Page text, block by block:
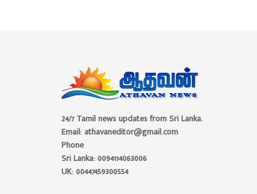
24/7 Tamil news updates from Sri Lanka.
Email: athavaneditor@gmail.com
Phone
Sri Lanka: 0094114063006
UK: 00447459300554